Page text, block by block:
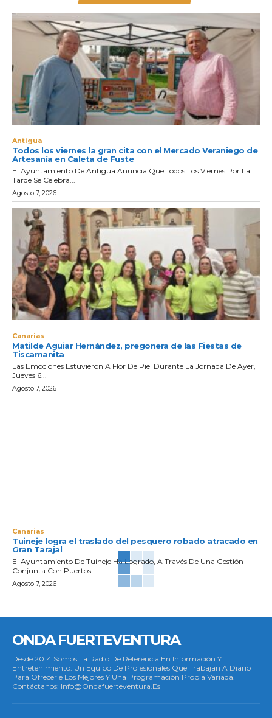
Antigua
Todos los viernes la gran cita con el Mercado Veraniego de
Artesanía en Caleta de Fuste
El Ayuntamiento De Antigua Anuncia Que Todos Los Viernes Por La
Tarde Se Celebra...
Agosto 7, 2026
Canarias
Matilde Aguiar Hernández, pregonera de las Fiestas de
Tiscamanita
Las Emociones Estuvieron A Flor De Piel Durante La Jornada De Ayer,
Jueves 6...
Agosto 7, 2026
Canarias
Tuineje logra el traslado del pesquero robado atracado en
Gran Tarajal
El Ayuntamiento De Tuineje Ha Logrado, A Través De Una Gestión
Conjunta Con Puertos...
Agosto 7, 2026
ONDA FUERTEVENTURA
Desde 2014 Somos La Radio De Referencia En Información Y
Entretenimiento. Un Equipo De Profesionales Que Trabajan A Diario
Para Ofrecerle Los Mejores Y Una Programación Propia Variada.
Contáctanos: Info@ondafuerteventura.es